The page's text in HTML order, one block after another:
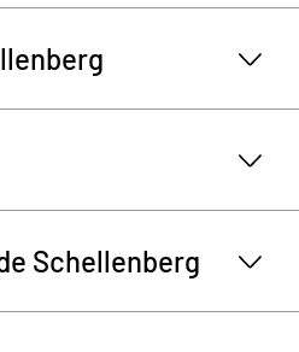
Schellenberg